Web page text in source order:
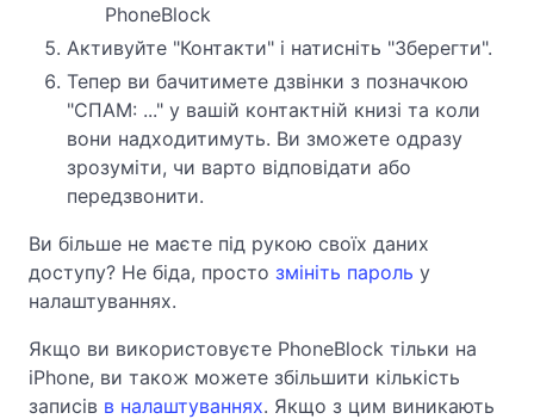
PhoneBlock
Активуйте "Контакти" і натисніть "Зберегти".
Тепер ви бачитимете дзвінки з позначкою
"СПАМ: ..." у вашій контактній книзі та коли
вони надходитимуть. Ви зможете одразу
зрозуміти, чи варто відповідати або
передзвонити.
Ви більше не маєте під рукою своїх даних
доступу? Не біда, просто змініть пароль у
налаштуваннях.
Якщо ви використовуєте PhoneBlock тільки на
iPhone, ви також можете збільшити кількість
записів в налаштуваннях. Якщо з цим виникають